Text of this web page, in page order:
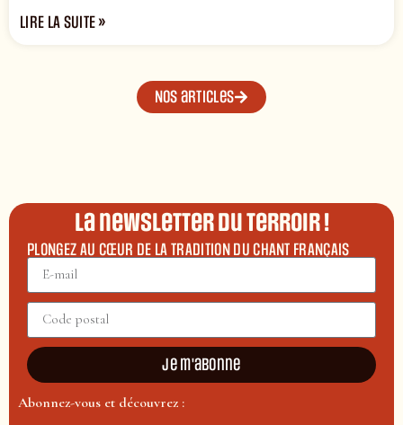
LIRE LA SUITE »
Nos articles
La newsletter du terroir !
PLONGEZ AU CŒUR DE LA TRADITION DU CHANT FRANÇAIS
Je m'abonne
Abonnez-vous et découvrez :